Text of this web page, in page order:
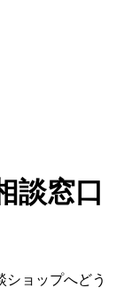
談窓口
ショップへどう